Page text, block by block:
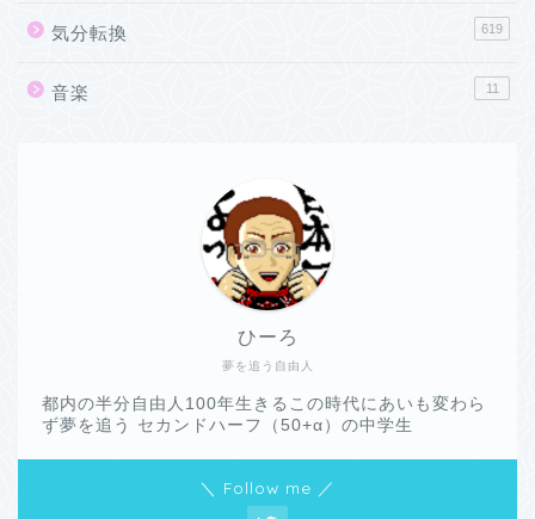
気分転換 619
音楽 11
夢を追う自由人
ひーろ
都内の半分自由人100年生きるこの時代にあいも変わら
ず夢を追う セカンドハーフ（50+α）の中学生
＼ Follow me ／